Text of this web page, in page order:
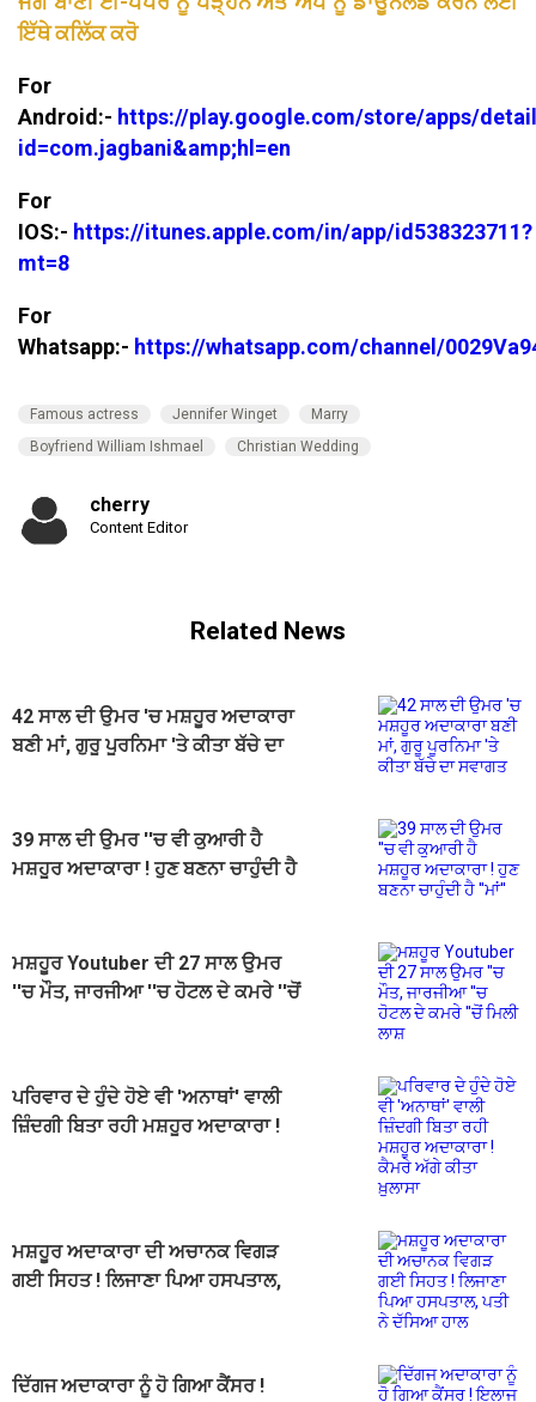
ਇੱਥੇ ਕਲਿੱਕ ਕਰੋ
For
Android:- https://play.google.com/store/apps/
id=com.jagbani&amp;hl=en
For
IOS:- https://itunes.apple.com/in/app/id538323711?
mt=8
For
Whatsapp:- https://whatsapp.com/channel/
Famous actress Jennifer Winget
Marry
Boyfriend William Ishmael
Christian Wedding
cherry
Content Editor
Related News
42 ਸਾਲ ਦੀ ਉਮਰ 'ਚ ਮਸ਼ਹੂਰ ਅਦਾਕਾਰਾ
ਬਣੀ ਮਾਂ, ਗੁਰੂ ਪੂਰਨਿਮਾ 'ਤੇ ਕੀਤਾ ਬੱਚੇ ਦਾ
39 ਸਾਲ ਦੀ ਉਮਰ ''ਚ ਵੀ ਕੁਆਰੀ ਹੈ
ਮਸ਼ਹੂਰ ਅਦਾਕਾਰਾ ! ਹੁਣ ਬਣਨਾ ਚਾਹੁੰਦੀ ਹੈ
ਮਸ਼ਹੂਰ Youtuber ਦੀ 27 ਸਾਲ ਉਮਰ
''ਚ ਮੌਤ, ਜਾਰਜੀਆ ''ਚ ਹੋਟਲ ਦੇ ਕਮਰੇ ''ਚੋਂ
ਪਰਿਵਾਰ ਦੇ ਹੁੰਦੇ ਹੋਏ ਵੀ 'ਅਨਾਥਾਂ' ਵਾਲੀ
ਜ਼ਿੰਦਗੀ ਬਿਤਾ ਰਹੀ ਮਸ਼ਹੂਰ ਅਦਾਕਾਰਾ !
ਮਸ਼ਹੂਰ ਅਦਾਕਾਰਾ ਦੀ ਅਚਾਨਕ ਵਿਗੜ
ਗਈ ਸਿਹਤ ! ਲਿਜਾਣਾ ਪਿਆ ਹਸਪਤਾਲ,
ਦਿੱਗਜ ਅਦਾਕਾਰਾ ਨੂੰ ਹੋ ਗਿਆ ਕੈਂਸਰ !